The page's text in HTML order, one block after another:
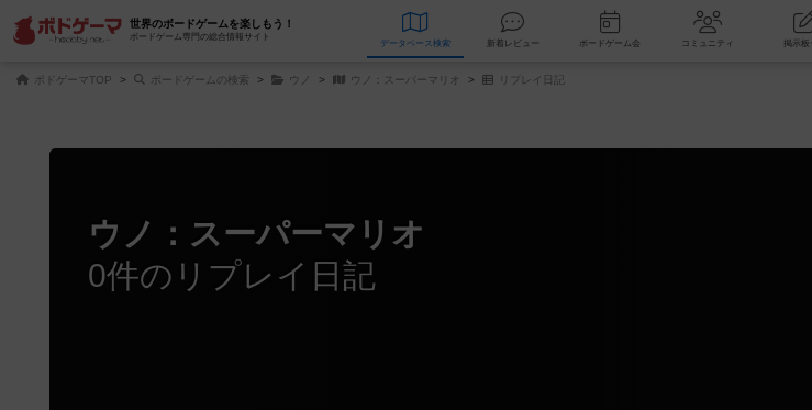
世界のボードゲームを楽しもう！
ボードゲーム専門の総合情報サイト
データベース 検索 新着レビュー ボードゲーム会 コミュニティ
ボドゲーマTOP ボードゲームの検索 ウノ ウノ：スーパーマリオ リプレイ日記
ウノ：スーパーマリオ
0件のリプレイ日記